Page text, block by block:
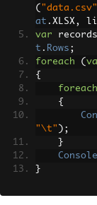
( "data.csv"
at . XLSX,
var
t . Rows ;
foreach
(
{
foreach
{
"\t" );
}
Console
}